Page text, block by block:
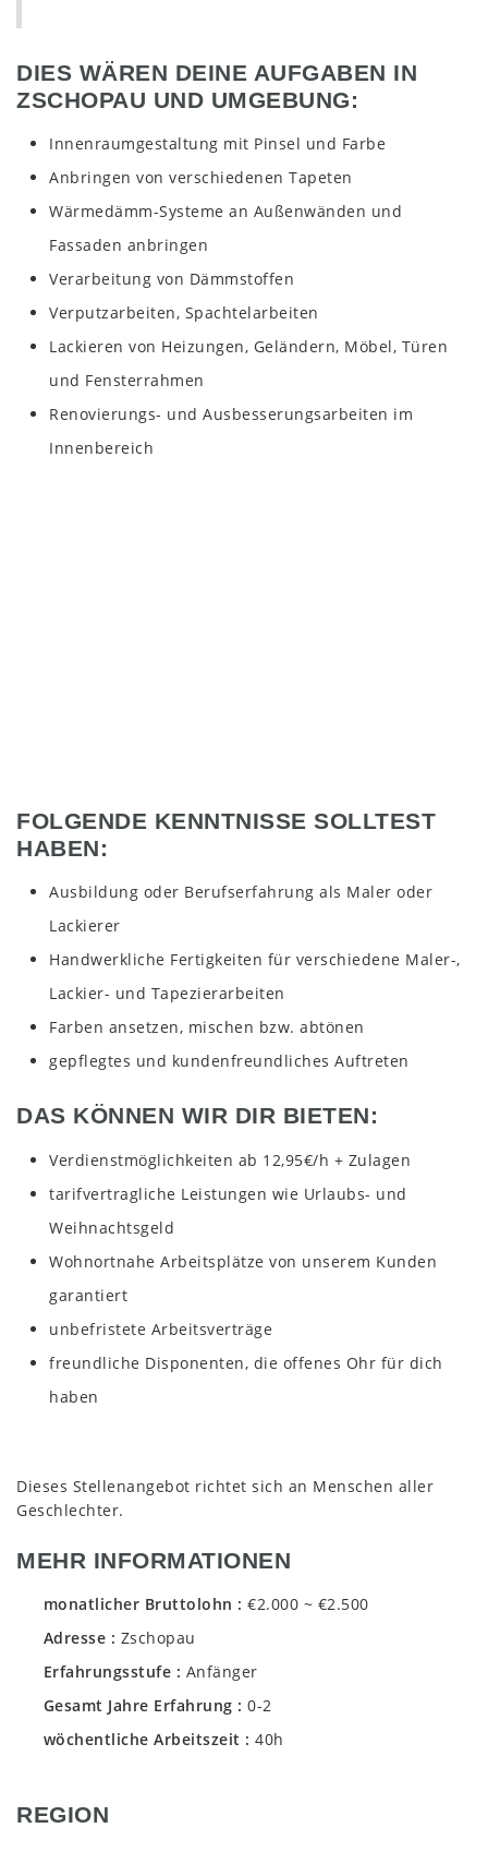
DIES WÄREN DEINE AUFGABEN IN
ZSCHOPAU UND UMGEBUNG:
Innenraumgestaltung mit Pinsel und Farbe
Anbringen von verschiedenen Tapeten
Wärmedämm-Systeme an Außenwänden und
Fassaden anbringen
Verarbeitung von Dämmstoffen
Verputzarbeiten, Spachtelarbeiten
Lackieren von Heizungen, Geländern, Möbel, Türen
und Fensterrahmen
Renovierungs- und Ausbesserungsarbeiten im
Innenbereich
FOLGENDE KENNTNISSE SOLLTEST
HABEN:
Ausbildung oder Berufserfahrung als Maler oder
Lackierer
Handwerkliche Fertigkeiten für verschiedene Maler-,
Lackier- und Tapezierarbeiten
Farben ansetzen, mischen bzw. abtönen
gepflegtes und kundenfreundliches Auftreten
DAS KÖNNEN WIR DIR BIETEN:
Verdienstmöglichkeiten ab 12,95€/h + Zulagen
tarifvertragliche Leistungen wie Urlaubs- und
Weihnachtsgeld
Wohnortnahe Arbeitsplätze von unserem Kunden
garantiert
unbefristete Arbeitsverträge
freundliche Disponenten, die offenes Ohr für dich
haben
Dieses Stellenangebot richtet sich an Menschen aller
Geschlechter.
MEHR INFORMATIONEN
monatlicher Bruttolohn
€2.000 ~ €2.500
Adresse
Zschopau
Erfahrungsstufe
Anfänger
Gesamt Jahre Erfahrung
0-2
wöchentliche Arbeitszeit
40h
REGION